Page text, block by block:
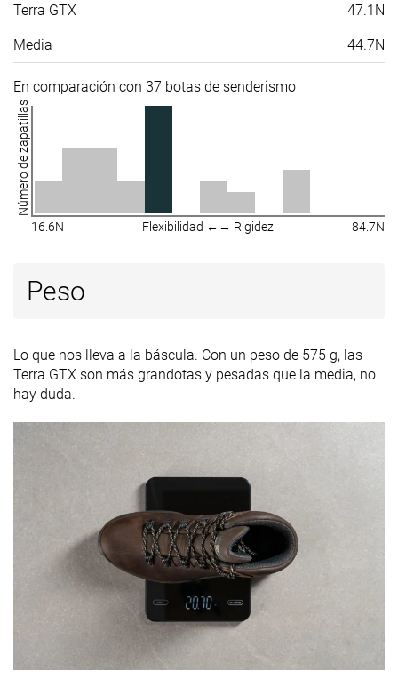
Terra GTX 47.1N
Media 44.7N
En comparación con 37 botas de senderismo
Número de zapatillas
16.6N Flexibilidad ←→ Rigidez 84.7N
Peso
Lo que nos lleva a la báscula. Con un peso de 575 g, las
Terra GTX son más grandotas y pesadas que la media, no
hay duda.